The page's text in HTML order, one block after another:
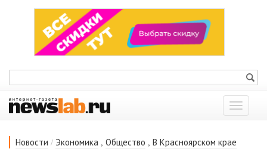
Показать
меню
Новости / Экономика , Общество , В Красноярском крае